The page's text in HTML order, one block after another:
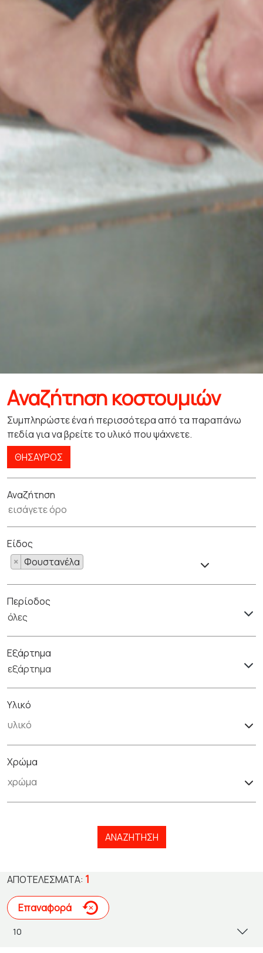
Αναζήτηση κοστουμιών
Συμπληρώστε ένα ή περισσότερα από τα παραπάνω
πεδία για να βρείτε το υλικό που ψάχνετε.
ΘΗΣΑΥΡΌΣ
Αναζήτηση
Είδος
× Φουστανέλα
Περίοδος
όλες
Εξάρτημα
εξάρτημα
Υλικό
Χρώμα
ΑΝΑΖΉΤΗΣΗ
ΑΠΟΤΕΛΈΣΜΑΤΑ: 1
Επαναφορά